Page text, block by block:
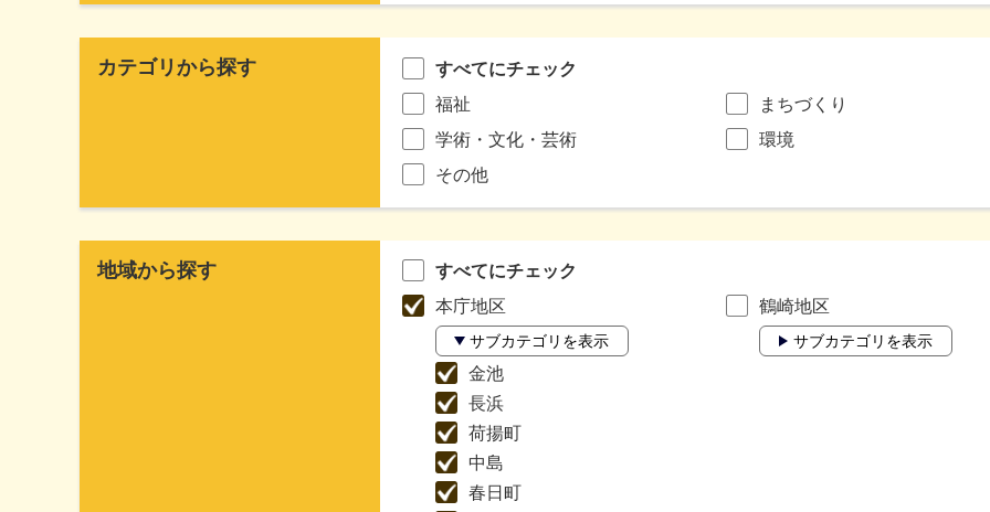
カテゴリから探す
すべてにチェック
福祉
まちづくり
学術・文化・芸術
環境
その他
地域から探す
すべてにチェック
本庁地区
サブカテゴリを表示
金池
長浜
荷揚町
中島
春日町
鶴崎地区
サブカテゴリを表示